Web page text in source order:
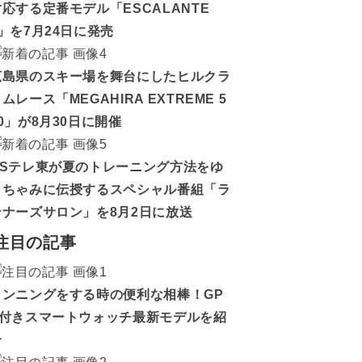
応する定番モデル「ESCALANTE
を7月24日に発売
県のスキー場を舞台にしたヒルクラ
ムレース「MEGAHIRA EXTREME 5
」が8月30日に開催
テレ東が夏のトレーニング方法をゆ
ゃみに伝授するスペシャル番組「ラ
ーズサロン」を8月2日に放送
目の記事
ニングをする時の便利な相棒！GP
きスマートウォッチ最新モデルを紹